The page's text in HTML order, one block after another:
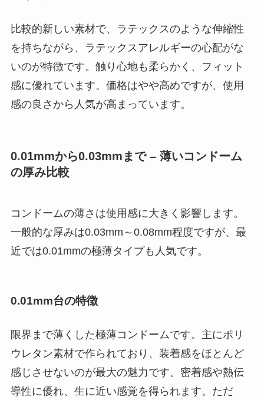
比較的新しい素材で、ラテックスのような伸縮性
を持ちながら、ラテックスアレルギーの心配がな
いのが特徴です。触り心地も柔らかく、フィット
感に優れています。価格はやや高めですが、使用
感の良さから人気が高まっています。
0.01mmから0.03mmまで – 薄いコンドーム
の厚み比較
コンドームの薄さは使用感に大きく影響します。
一般的な厚みは0.03mm～0.08mm程度ですが、最
近では0.01mmの極薄タイプも人気です。
0.01mm台の特徴
限界まで薄くした極薄コンドームです。主にポリ
ウレタン素材で作られており、装着感をほとんど
感じさせないのが最大の魅力です。密着感や熱伝
導性に優れ、生に近い感覚を得られます。ただ